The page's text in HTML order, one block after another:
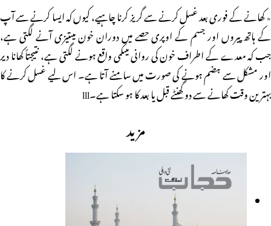
٭ کھانے کے فوری بعد غسل کرنے سے گریز کرنا چاہیے، کیوں کہ ایسا کرنے سے آپ
کے ہاتھ پیروں اور جسم کے اوپری حصے میں دوران خون میںتیزی آنے لگتی ہے،
جب کہ معدے کے اطراف خون کی روانی میںکمی واقع ہونے لگتی ہے، نتیجتاً کھانا دیر
اور مشکل سے ہضم ہونے کی صورت میں سامنے آتا ہے۔ اس لیے غسل کرنے کا
بہترین وقت کھانے سے دو گھنٹے قبل یا بعد کا ہو سکتا ہے۔lll
مزید